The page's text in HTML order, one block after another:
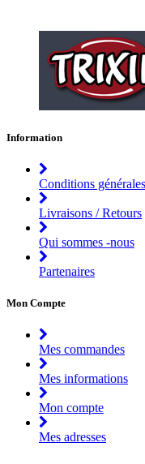
Information
Conditions
Livraisons / Retours
Qui sommes -nous
Partenaires
Mon Compte
Mes commandes
Mes informations
Mon compte
Mes adresses